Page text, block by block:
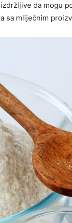
da mogu
sa mliječnim